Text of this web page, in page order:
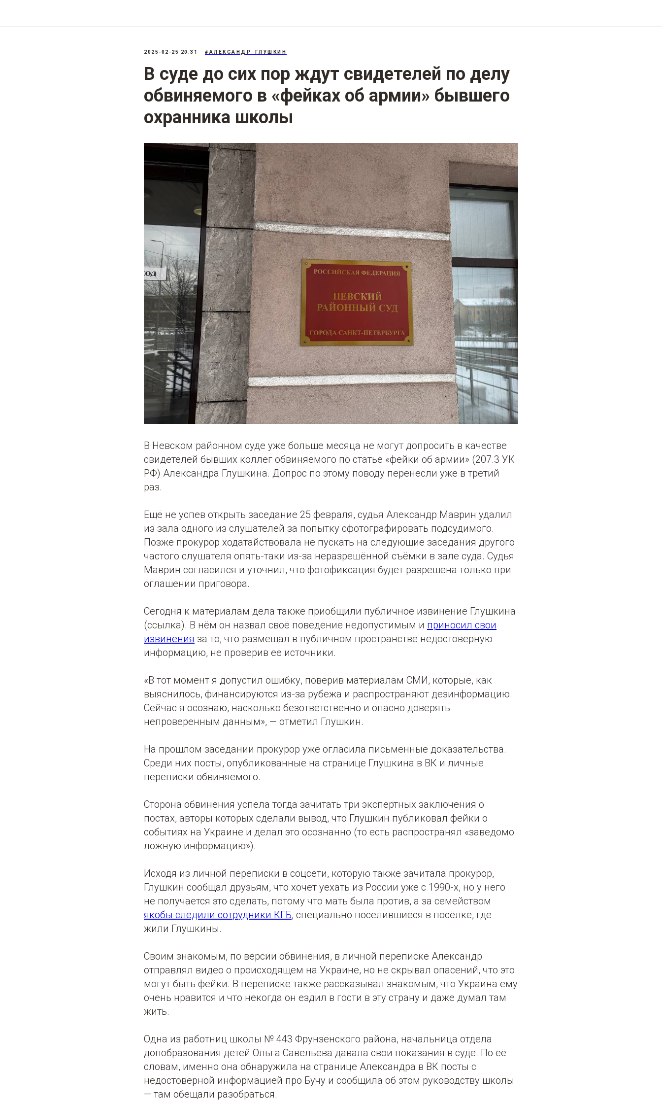
2025-02-25 20:31 #АЛЕКСАНДР_ГЛУШКИН
В суде до сих пор ждут свидетелей по делу
обвиняемого в «фейках об армии» бывшего
охранника школы
В Невском районном суде уже больше месяца не могут допросить в качестве
свидетелей бывших коллег обвиняемого по статье «фейки об армии» (207.3 УК
РФ) Александра Глушкина. Допрос по этому поводу перенесли уже в третий
раз.
Ещё не успев открыть заседание 25 февраля, судья Александр Маврин удалил
из зала одного из слушателей за попытку сфотографировать подсудимого.
Позже прокурор ходатайствовала не пускать на следующие заседания другого
частого слушателя опять-таки из-за неразрешённой съёмки в зале суда. Судья
Маврин согласился и уточнил, что фотофиксация будет разрешена только при
оглашении приговора.
Сегодня к материалам дела также приобщили публичное извинение Глушкина
(ссылка). В нём он назвал своё поведение недопустимым и приносил свои
извинения за то, что размещал в публичном пространстве недостоверную
информацию, не проверив её источники.
«В тот момент я допустил ошибку, поверив материалам СМИ, которые, как
выяснилось, финансируются из-за рубежа и распространяют дезинформацию.
Сейчас я осознаю, насколько безответственно и опасно доверять
непроверенным данным», — отметил Глушкин.
На прошлом заседании прокурор уже огласила письменные доказательства.
Среди них посты, опубликованные на странице Глушкина в ВК и личные
переписки обвиняемого.
Сторона обвинения успела тогда зачитать три экспертных заключения о
постах, авторы которых сделали вывод, что Глушкин публиковал фейки о
событиях на Украине и делал это осознанно (то есть распространял «заведомо
ложную информацию»).
Исходя из личной переписки в соцсети, которую также зачитала прокурор,
Глушкин сообщал друзьям, что хочет уехать из России уже с 1990-х, но у него
не получается это сделать, потому что мать была против, а за семейством
якобы следили сотрудники КГБ, специально поселившиеся в посёлке, где
жили Глушкины.
Своим знакомым, по версии обвинения, в личной переписке Александр
отправлял видео о происходящем на Украине, но не скрывал опасений, что это
могут быть фейки. В переписке также рассказывал знакомым, что Украина ему
очень нравится и что некогда он ездил в гости в эту страну и даже думал там
жить.
Одна из работниц школы № 443 Фрунзенского района, начальница отдела
допобразования детей Ольга Савельева давала свои показания в суде. По её
словам, именно она обнаружила на странице Александра в ВК посты с
недостоверной информацией про Бучу и сообщила об этом руководству школы
— там обещали разобраться.